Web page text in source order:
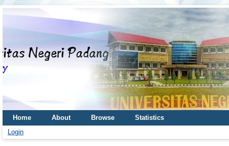
Home About Browse
Statistics
Login